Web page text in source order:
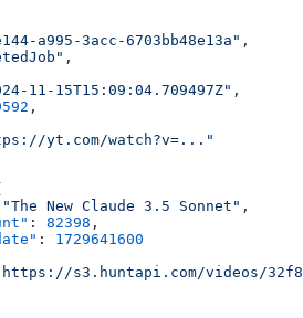
a995-3acc-6703bb48e13a" ,
,
11-15T15:09:04.709497Z" ,
,
yt.com/watch?v=..."
"The New Claude 3.5 Sonnet" ,
: 82398 ,
: 1729641600
s3.huntapi.com/videos/